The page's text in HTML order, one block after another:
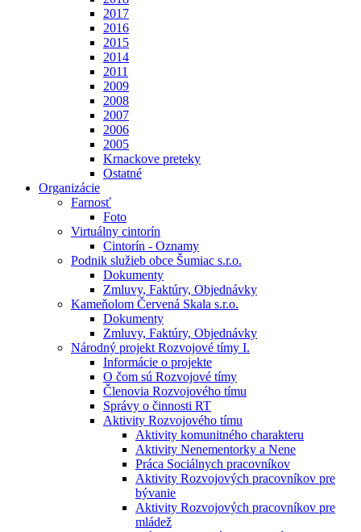
2017
2016
2015
2014
2011
2009
2008
2007
2006
2005
Krnackove preteky
Ostatné
Organizácie
Farnosť
Foto
Virtuálny cintorín
Cintorín - Oznamy
Podnik služieb obce Šumiac s.r.o.
Dokumenty
Zmluvy, Faktúry, Objednávky
Kameňolom Červená Skala s.r.o.
Dokumenty
Zmluvy, Faktúry, Objednávky
Národný projekt Rozvojové tímy I.
Informácie o projekte
O čom sú Rozvojové tímy
Členovia Rozvojového tímu
Správy o činnosti RT
Aktivity Rozvojového tímu
Aktivity komunitného charakteru
Aktivity Nenementorky a Nene
Práca Sociálnych pracovníkov
Aktivity Rozvojových pracovníkov pre
bývanie
Aktivity Rozvojových pracovníkov pre
mládež